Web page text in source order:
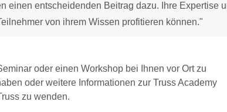
einen entscheidenden Beitrag dazu. Ihre Expertise
von ihrem Wissen profitieren können."
oder einen Workshop bei Ihnen vor Ort zu
oder weitere Informationen zur Truss Academy
zu wenden.